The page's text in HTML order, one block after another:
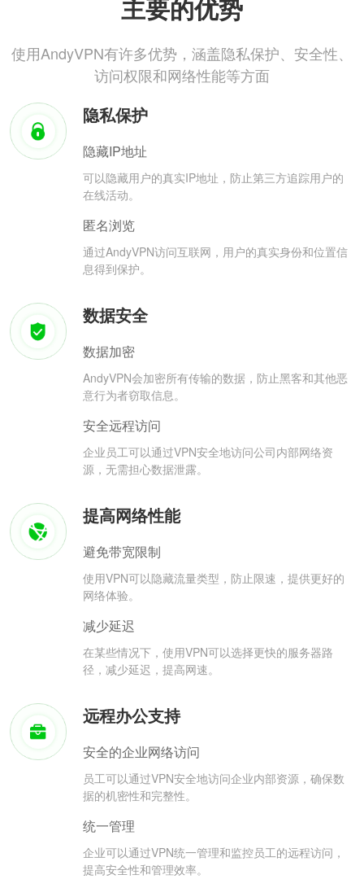
主要的优势
使用AndyVPN有许多优势，涵盖隐私保护、安全性、
访问权限和网络性能等方面
隐私保护
隐藏IP地址
可以隐藏用户的真实IP地址，防止第三方追踪用户的
在线活动。
匿名浏览
通过AndyVPN访问互联网，用户的真实身份和位置信
息得到保护。
数据安全
数据加密
AndyVPN会加密所有传输的数据，防止黑客和其他恶
意行为者窃取信息。
安全远程访问
企业员工可以通过VPN安全地访问公司内部网络资
源，无需担心数据泄露。
提高网络性能
避免带宽限制
使用VPN可以隐藏流量类型，防止限速，提供更好的
网络体验。
减少延迟
在某些情况下，使用VPN可以选择更快的服务器路
径，减少延迟，提高网速。
远程办公支持
安全的企业网络访问
员工可以通过VPN安全地访问企业内部资源，确保数
据的机密性和完整性。
统一管理
企业可以通过VPN统一管理和监控员工的远程访问，
提高安全性和管理效率。